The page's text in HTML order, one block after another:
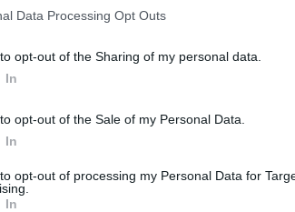
Data Processing Opt Outs
opt-out of the Sharing of my personal data.
In
opt-out of the Sale of my Personal Data.
In
opt-out of processing my Personal Data for
In